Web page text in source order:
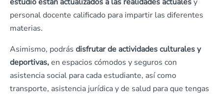
personal docente calificado para impartir las diferentes
materias.
Asimismo, podrás disfrutar de actividades culturales y
deportivas,en espacios cómodos y seguros con
asistencia social para cada estudiante, así como
transporte, asistencia jurídica y de salud para que tengas